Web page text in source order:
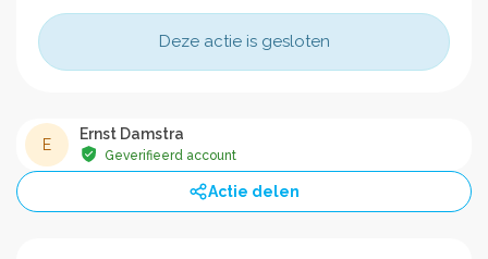
Deze actie is gesloten
E
Ernst Damstra
Geverifieerd account
Actie delen